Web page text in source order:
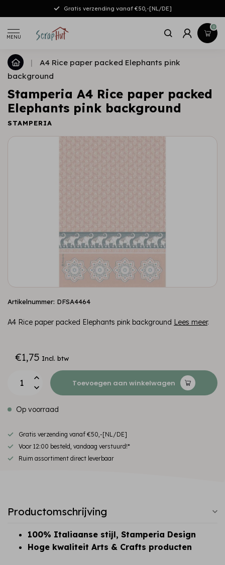
Gratis verzending vanaf €50,-[NL/DE]
MENU
0
|
A4 Rice paper packed Elephants pink
background
Stamperia A4 Rice paper packed
Elephants pink background
STAMPERIA
Artikelnummer: DFSA4464
A4 Rice paper packed Elephants pink background Lees meer.
€1,75 Incl. btw
Toevoegen aan winkelwagen
Op voorraad
Gratis verzending vanaf €50,-[NL/DE]
Voor 12:00 besteld, vandaag verstuurd!*
Ruim assortiment direct leverbaar
Productomschrijving
100% Italiaanse stijl, Stamperia Design
Hoge kwaliteit Arts & Crafts producten